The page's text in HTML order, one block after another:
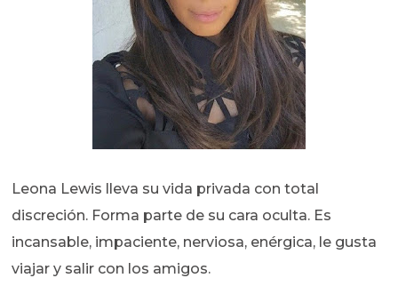
Leona Lewis lleva su vida privada con total
discreción. Forma parte de su cara oculta. Es
incansable, impaciente, nerviosa, enérgica, le gusta
viajar y salir con los amigos.